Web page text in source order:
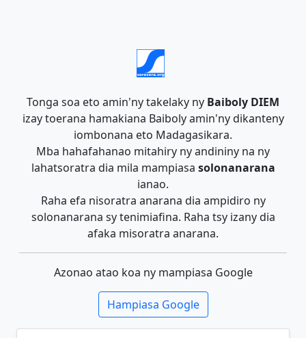
Tonga soa eto amin'ny takelaky ny Baiboly DIEM
izay toerana hamakiana Baiboly amin'ny dikanteny
iombonana eto Madagasikara.
Mba hahafahanao mitahiry ny andininy na ny
lahatsoratra dia mila mampiasa solonanarana
ianao.
Raha efa nisoratra anarana dia ampidiro ny
solonanarana sy tenimiafina. Raha tsy izany dia
afaka misoratra anarana.
Azonao atao koa ny mampiasa Google
Hampiasa Google